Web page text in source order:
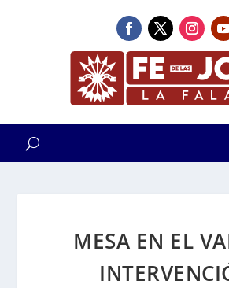
MESA EN EL